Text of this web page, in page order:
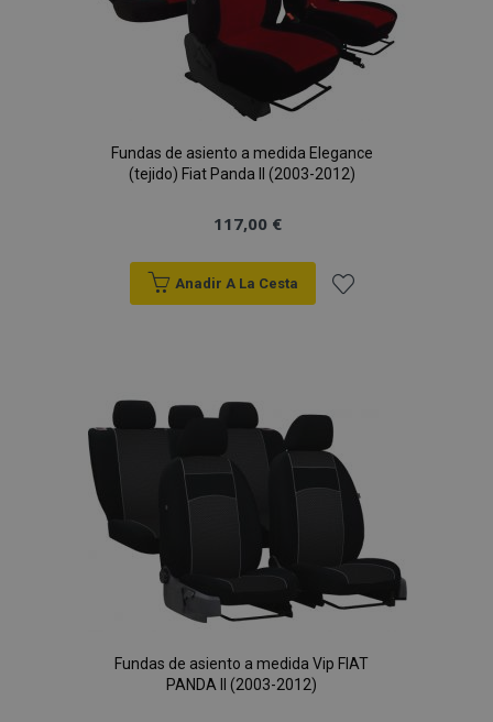
Fundas de asiento a medida Elegance
(tejido) Fiat Panda II (2003-2012)
117,00 €
Anadir A La Cesta
Lista
de
Deseos
Fundas de asiento a medida Vip FIAT
PANDA II (2003-2012)